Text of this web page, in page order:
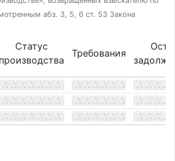
абз. 3, 5, 6 ст. 53 Закона
Статус
производства
Требования